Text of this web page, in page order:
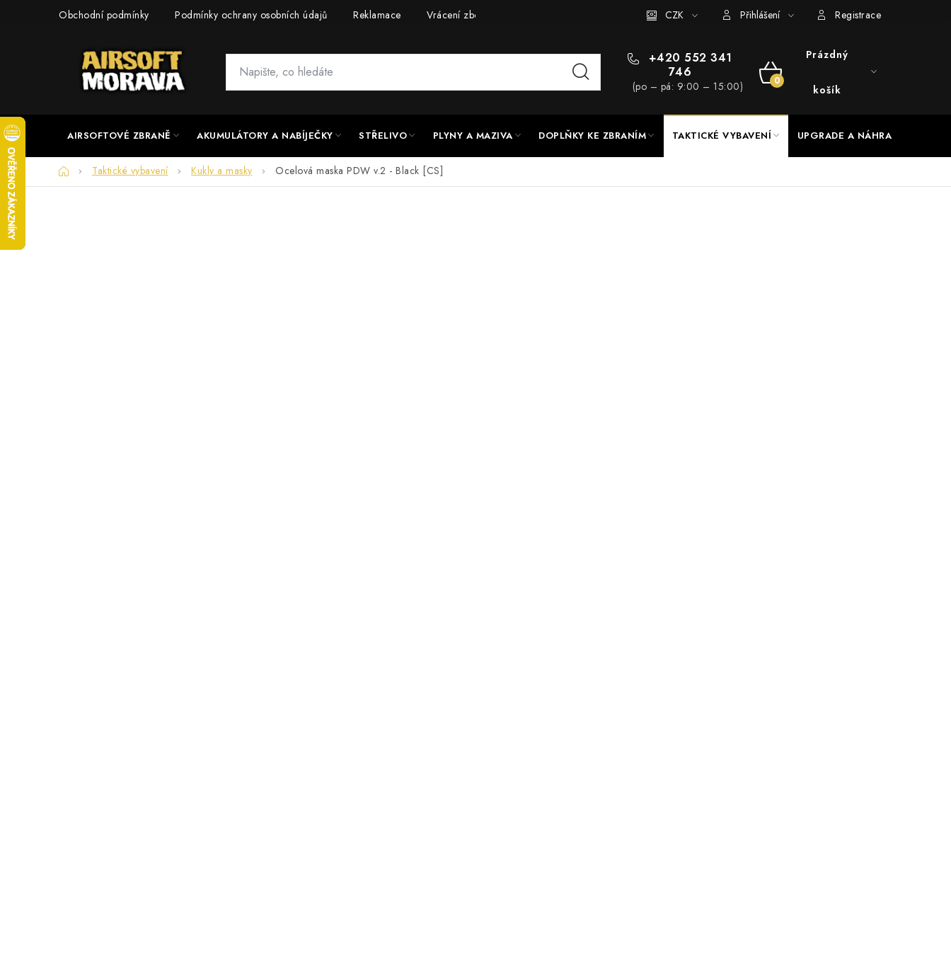
Obchodní podmínky Podmínky ochrany osobních údajů Reklamace Vrácení zboží UPGRADE a servis Hodnocení obchodu
CZK Přihlášení Registrace
+420 552 341
746
(po – pá: 9:00 – 15:00)
NÁKUPNÍ
Prázdný
košík
AIRSOFTOVÉ ZBRANĚ AKUMULÁTORY A NABÍJEČKY STŘELIVO PLYNY A MAZIVA DOPLŇKY KE ZBRANÍM TAKTICKÉ VYBAVENÍ UPGRADE A NÁHRADNÍ DÍLY
DomůTaktické vybavení Kukly a masky Ocelová maska PDW v.2 - Black [CS]